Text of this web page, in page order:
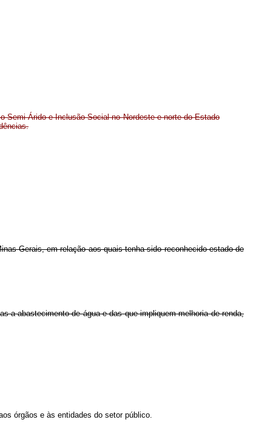
Semi-Árido e Inclusão Social no Nordeste e norte do Estado
Gerais, em relação aos quais tenha sido reconhecido estado de
a abastecimento de água e das que impliquem melhoria de renda,
órgãos e às entidades do setor público.